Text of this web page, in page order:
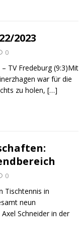
2023
0
TV Fredeburg (9:3)Mit
war für die
zu holen, […]
0
Tischtennis in
neun
Schneider in der